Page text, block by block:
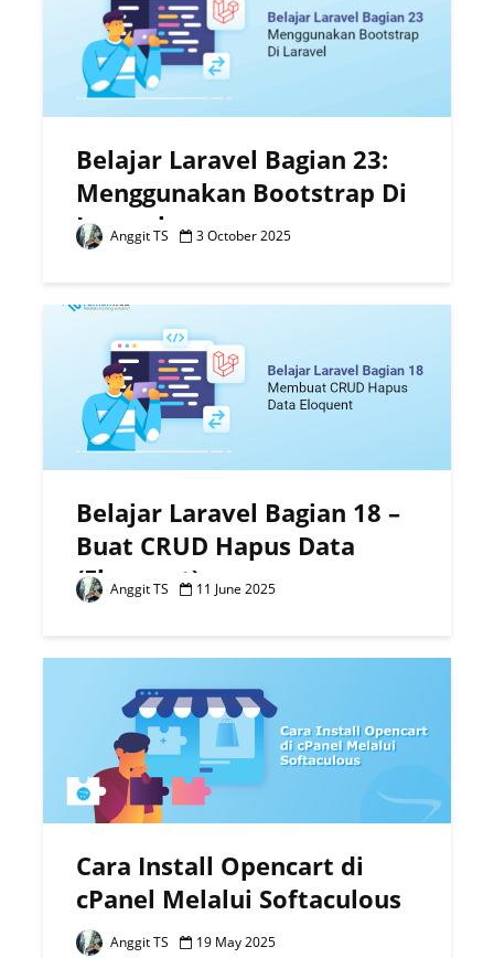
Belajar Laravel Bagian 23:
Menggunakan Bootstrap Di
Laravel
Anggit TS 3 October 2025
Belajar Laravel Bagian 18 –
Buat CRUD Hapus Data
(Eloquent)
Anggit TS 11 June 2025
Cara Install Opencart di
cPanel Melalui Softaculous
Anggit TS 19 May 2025